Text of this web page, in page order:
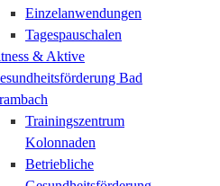
Einzelanwendungen
Tagespauschalen
& Aktive
Bad
Trainingszentrum
Kolonnaden
Betriebliche